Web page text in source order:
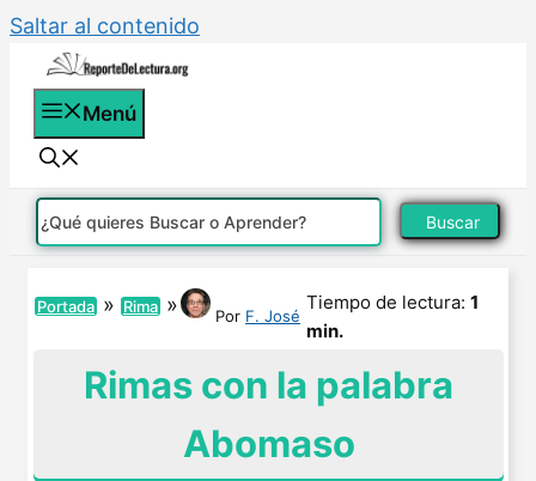
Saltar al contenido
Menú
Buscar
Portada » Rima » Por F. José
Tiempo de lectura: 1
min.
Rimas con la palabra
Abomaso